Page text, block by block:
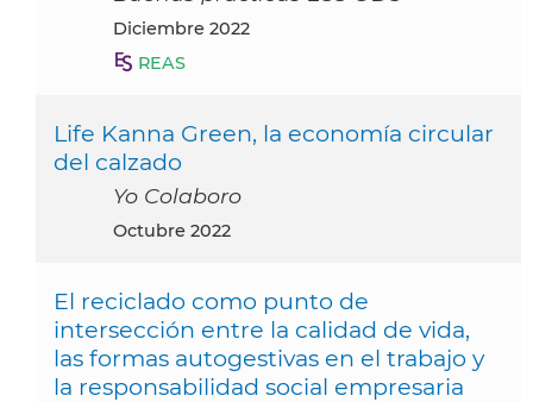
diciembre 2022
REAS
Life Kanna Green, la economía circular
del calzado
Yo Colaboro
octubre 2022
El reciclado como punto de
intersección entre la calidad de vida,
las formas autogestivas en el trabajo y
la responsabilidad social empresaria